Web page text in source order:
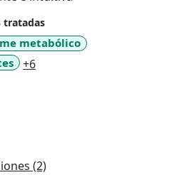
tratadas
metabólico
+6a11y_sr_more_diseases
(2)